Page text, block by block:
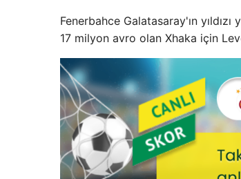
Fenerbahce Galatasaray'ın
17 milyon avro olan Xhaka için